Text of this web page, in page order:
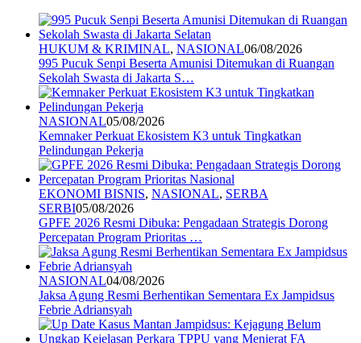
HUKUM & KRIMINAL, NASIONAL06/08/2026
995 Pucuk Senpi Beserta Amunisi Ditemukan di Ruangan
Sekolah Swasta di Jakarta S…
NASIONAL05/08/2026
Kemnaker Perkuat Ekosistem K3 untuk Tingkatkan
Pelindungan Pekerja
EKONOMI BISNIS, NASIONAL, SERBA
SERBI05/08/2026
GPFE 2026 Resmi Dibuka: Pengadaan Strategis Dorong
Percepatan Program Prioritas …
NASIONAL04/08/2026
Jaksa Agung Resmi Berhentikan Sementara Ex Jampidsus
Febrie Adriansyah